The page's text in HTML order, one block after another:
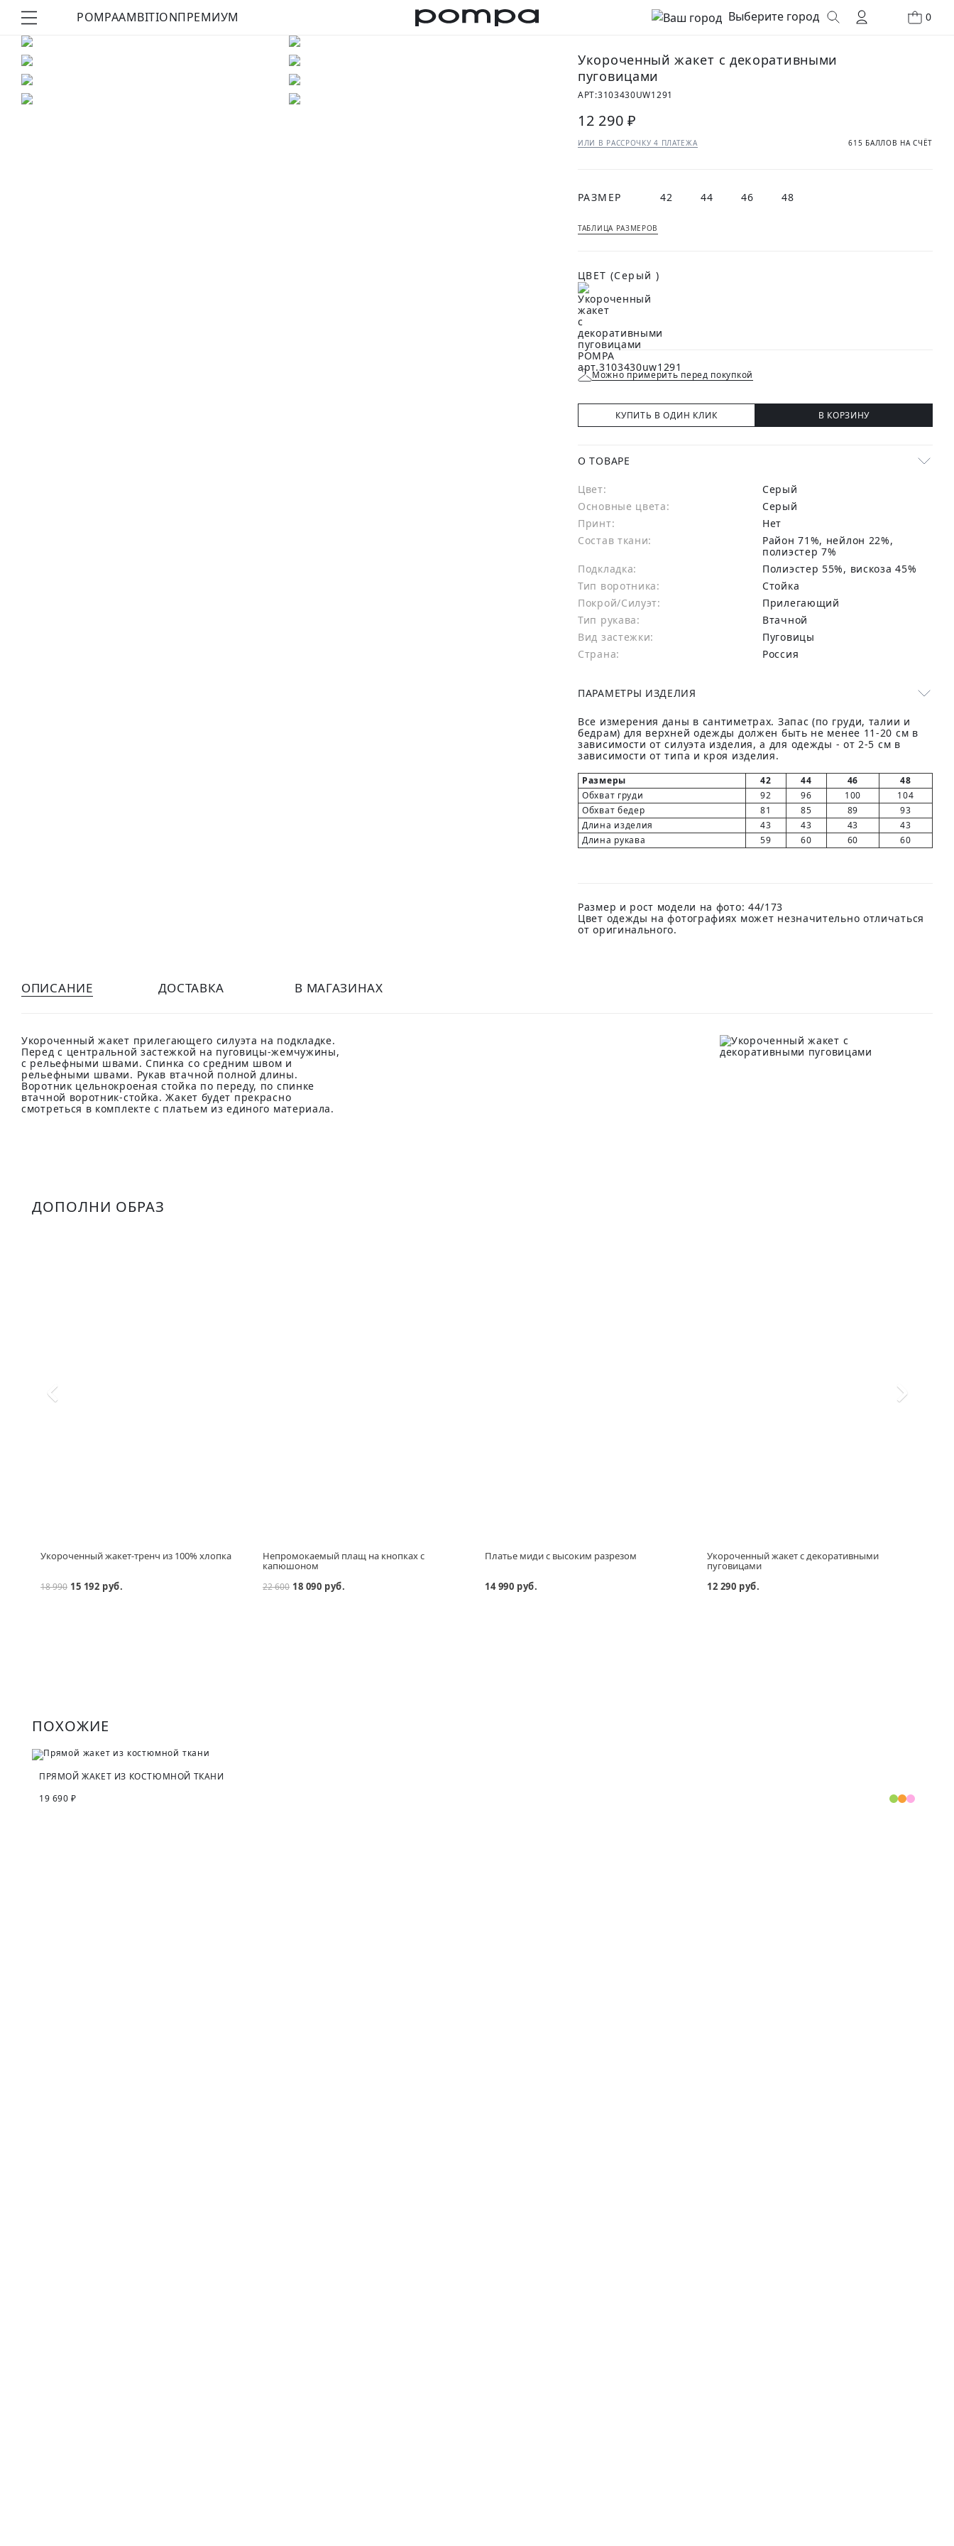
POMPAAMBITIONПРЕМИУМ Выберите город 0
КУПИТЬ ОБРАЗ
Укороченный жакет с декоративными
пуговицами
АРТ:3103430UW1291
12 290 ₽
ИЛИ В РАССРОЧКУ 4 ПЛАТЕЖА 615 БАЛЛОВ НА СЧЁТ
РАЗМЕР 42 44 46 48
ТАБЛИЦА РАЗМЕРОВ
ЦВЕТ (Серый )
Можно примерить перед покупкой
КУПИТЬ В ОДИН КЛИК В КОРЗИНУ
О ТОВАРЕ
Цвет:
Серый
Основные цвета:
серый
Принт:
Нет
Состав ткани:
район 71%, нейлон 22%,
полиэстер 7%
Подкладка:
Полиэстер 55%, вискоза 45%
Тип воротника:
Стойка
Покрой/Силуэт:
Прилегающий
Тип рукава:
Втачной
Вид застежки:
Пуговицы
Страна:
Россия
ПАРАМЕТРЫ ИЗДЕЛИЯ
Все измерения даны в сантиметрах. Запас (по груди, талии и
бедрам) для верхней одежды должен быть не менее 11-20 см в
зависимости от силуэта изделия, а для одежды - от 2-5 см в
зависимости от типа и кроя изделия.
Размеры 42 44 46
48
Обхват груди
92 96 100
104
Обхват бедер
81 85 89
93
Длина изделия
43 43 43
43
Длина рукава
59 60 60 60
Размер и рост модели на фото: 44/173
Цвет одежды на фотографиях может незначительно отличаться
от оригинального.
ОПИСАНИЕ ДОСТАВКА В МАГАЗИНАХ
Укороченный жакет прилегающего силуэта на подкладке.
Перед с центральной застежкой на пуговицы-жемчужины,
с рельефными швами. Спинка со средним швом и
рельефными швами. Рукав втачной полной длины.
Воротник цельнокроеная стойка по переду, по спинке
втачной воротник-стойка. Жакет будет прекрасно
смотреться в комплекте с платьем из единого материала.
ДОПОЛНИ ОБРАЗ
Укороченный жакет-тренч из 100% хлопка
18 990 15 192 руб.
Непромокаемый плащ на кнопках с
капюшоном
22 600 18 090 руб.
Платье миди с высоким разрезом
14 990 руб.
Укороченный жакет с декоративными
пуговицами
12 290 руб.
ПОХОЖИЕ
ПРЯМОЙ ЖАКЕТ ИЗ КОСТЮМНОЙ ТКАНИ
19 690 ₽